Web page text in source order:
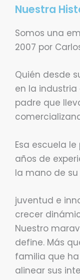
Nuestra
Somos una
2007 por
Quién desde
en la
padre que
Esa escuela
años de
la mano de
juventud e
crecer
Nuestro
define. Más
familia que
alinear sus